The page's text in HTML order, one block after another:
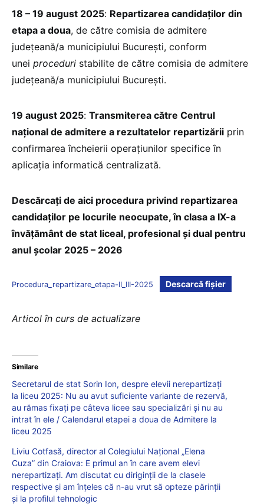
18 – 19 august 2025: Repartizarea candidaților din
etapa a doua, de către comisia de admitere
județeană/a municipiului București, conform
unei proceduri stabilite de către comisia de admitere
județeană/a municipiului București.
19 august 2025: Transmiterea către Centrul
național de admitere a rezultatelor repartizării prin
confirmarea încheierii operațiunilor specifice în
aplicația informatică centralizată.
Descărcați de aici procedura privind repartizarea
candidaților pe locurile neocupate, în clasa a IX-a
învățământ de stat liceal, profesional și dual pentru
anul școlar 2025 – 2026
Procedura_repartizare_etapa-II_III-2025 Descarcă fișier
Articol în curs de actualizare
Similare
Secretarul de stat Sorin Ion, despre elevii nerepartizați
la liceu 2025: Nu au avut suficiente variante de rezervă,
au rămas fixați pe câteva licee sau specializări și nu au
intrat în ele / Calendarul etapei a doua de Admitere la
liceu 2025
Liviu Cotfasă, director al Colegiului Național „Elena
Cuza” din Craiova: E primul an în care avem elevi
nerepartizați. Am discutat cu diriginții de la clasele
respective și am înțeles că n-au vrut să opteze părinții
și la profilul tehnologic